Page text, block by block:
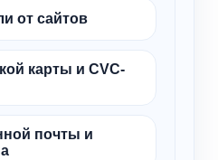
от сайтов
карты и CVC-
почты и